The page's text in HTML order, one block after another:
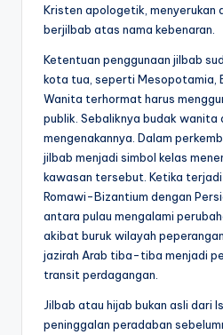
Kristen apologetik, menyerukan
berjilbab atas nama kebenaran.
Ketentuan penggunaan jilbab
kota tua, seperti Mesopotamia,
Wanita terhormat harus
publik. Sebaliknya budak wanita
mengenakannya. Dalam
jilbab menjadi simbol kelas
kawasan tersebut. Ketika
Romawi-Bizantium dengan
antara pulau mengalami
akibat buruk wilayah
jazirah Arab tiba-tiba menjadi
transit perdagangan.
Jilbab atau hijab bukan asli dari
peninggalan peradaban